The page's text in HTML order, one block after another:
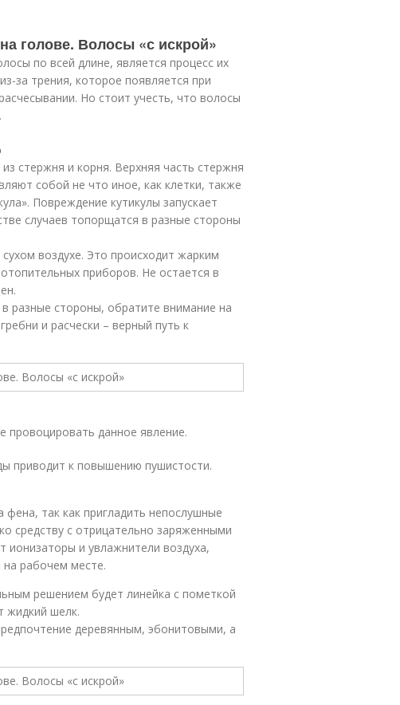
голове. Волосы «с искрой»
по всей длине, является процесс их
за трения, которое появляется при
Но стоит учесть, что волосы
стержня и корня. Верхняя часть стержня
собой не что иное, как клетки, также
Повреждение кутикулы запускает
случаев топорщатся в разные стороны
воздухе. Это происходит жарким
приборов. Не остается в
разные стороны, обратите внимание на
и расчески – верный путь к
провоцировать данное явление.
приводит к повышению пушистости.
так как пригладить непослушные
средству с отрицательно заряженными
и увлажнители воздуха,
рабочем месте.
решением будет линейка с пометкой
жидкий шелк.
деревянным, эбонитовыми, а